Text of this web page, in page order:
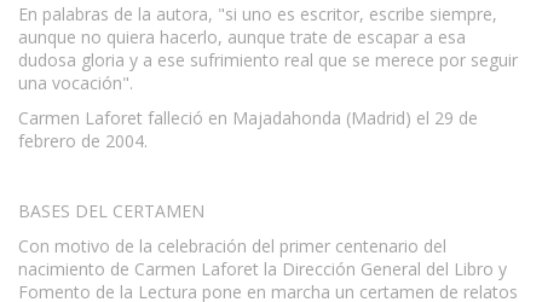
En palabras de la autora, "si uno es escritor, escribe siempre,
aunque no quiera hacerlo, aunque trate de escapar a esa
dudosa gloria y a ese sufrimiento real que se merece por seguir
una vocación".
Carmen Laforet falleció en Majadahonda (Madrid) el 29 de
febrero de 2004.
BASES DEL CERTAMEN
Con motivo de la celebración del primer centenario del
nacimiento de Carmen Laforet la Dirección General del Libro y
Fomento de la Lectura pone en marcha un certamen de relatos